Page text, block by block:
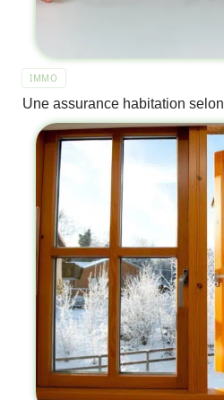
IMMO
Une assurance habitation selon